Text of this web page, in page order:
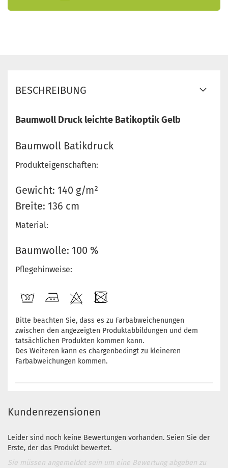
BESCHREIBUNG
Baumwoll Druck leichte Batikoptik Gelb
Baumwoll Batikdruck
Produkteigenschaften:
Gewicht: 140 g/m²
Breite: 136 cm
Material:
Baumwolle: 100 %
Pflegehinweise:
Bitte beachten Sie, dass es zu Farbabweichenungen
zwischen den angezeigten Produktabbildungen und dem
tatsächlichen Produkten kommen kann.
Des Weiteren kann es chargenbedingt zu kleineren
Farbabweichungen kommen.
Kundenrezensionen
Leider sind noch keine Bewertungen vorhanden. Seien Sie der
Erste, der das Produkt bewertet.
Sie müssen angemeldet sein um eine Bewertung abgeben zu